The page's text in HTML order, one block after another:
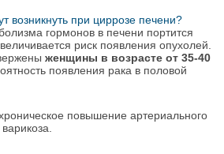
возникнуть при циррозе печени?
гормонов в печени портится
риск появления опухолей.
женщины в возрасте от 35-40
появления рака в половой
повышение артериального